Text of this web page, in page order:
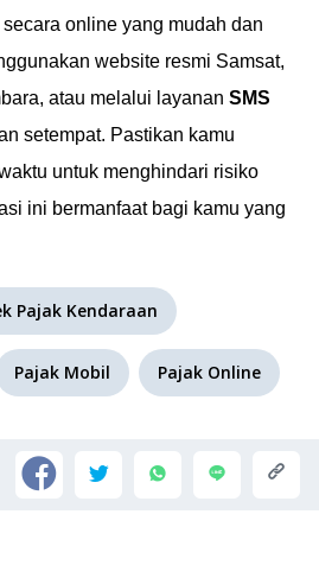
online yang mudah dan
website resmi Samsat,
atau melalui layanan SMS
setempat. Pastikan kamu
untuk menghindari risiko
ini bermanfaat bagi kamu yang
Pajak Kendaraan
Pajak Mobil Pajak Online